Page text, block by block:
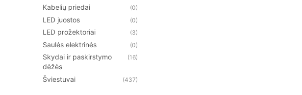
Kabelių priedai (0)
LED juostos (0)
LED prožektoriai (3)
Saulės elektrinės (0)
Skydai ir paskirstymo
dėžės
(16)
Šviestuvai (437)